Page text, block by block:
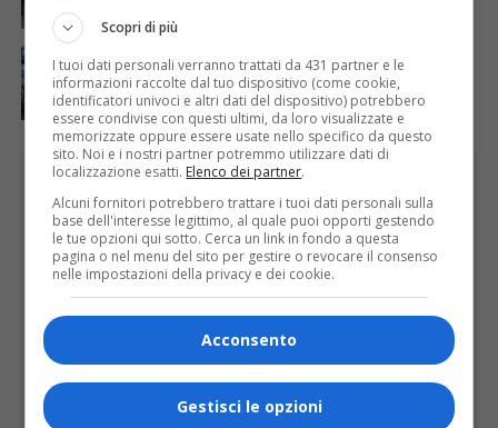
Domenica inaugurazione del Calice Gigante n. 10 a
Lozzolo
PUBBLICITÀ
Scopri di più
I tuoi dati personali verranno trattati da 431 partner e le
informazioni raccolte dal tuo dispositivo (come cookie,
identificatori univoci e altri dati del dispositivo) potrebbero
essere condivise con questi ultimi, da loro visualizzate e
memorizzate oppure essere usate nello specifico da questo
sito. Noi e i nostri partner potremmo utilizzare dati di
localizzazione esatti. Elenco dei partner.
Alcuni fornitori potrebbero trattare i tuoi dati personali sulla
base dell'interesse legittimo, al quale puoi opporti gestendo
le tue opzioni qui sotto. Cerca un link in fondo a questa
pagina o nel menu del sito per gestire o revocare il consenso
nelle impostazioni della privacy e dei cookie.
Acconsento
Gestisci le opzioni